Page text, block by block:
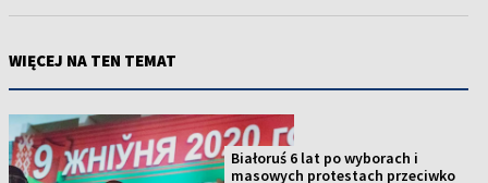
WIĘCEJ NA TEN TEMAT
Białoruś 6 lat po wyborach i
masowych protestach przeciwko